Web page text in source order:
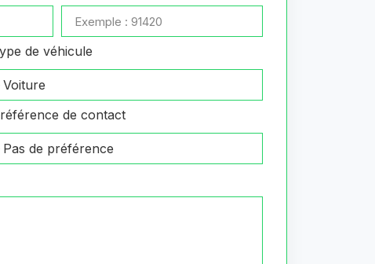
de véhicule
de contact